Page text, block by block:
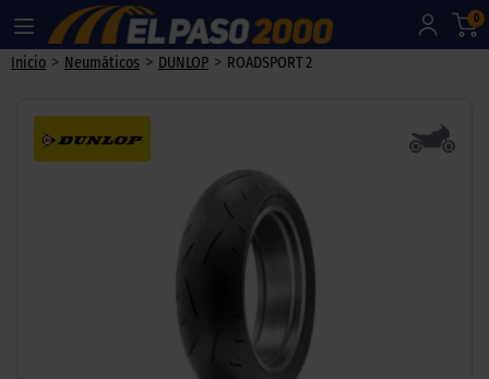
0
Inicio > Neumáticos > DUNLOP > ROADSPORT 2